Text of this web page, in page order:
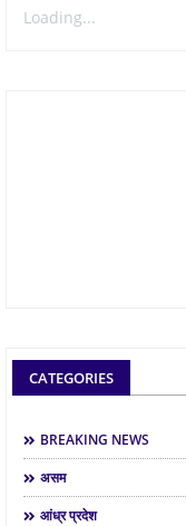
Loading...
CATEGORIES
BREAKING NEWS
असम
आंध्र प्रदेश